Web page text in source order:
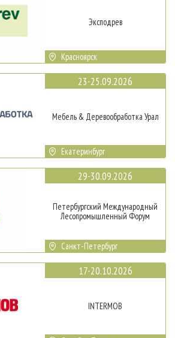
Эксподрев
Красноярск
23-25.09.2026
Мебель & Деревообработка Урал
Екатеринбург
29-30.09.2026
Петербургский Международный
Лесопромышленный Форум
Санкт-Петербург
17-20.10.2026
INTERMOB